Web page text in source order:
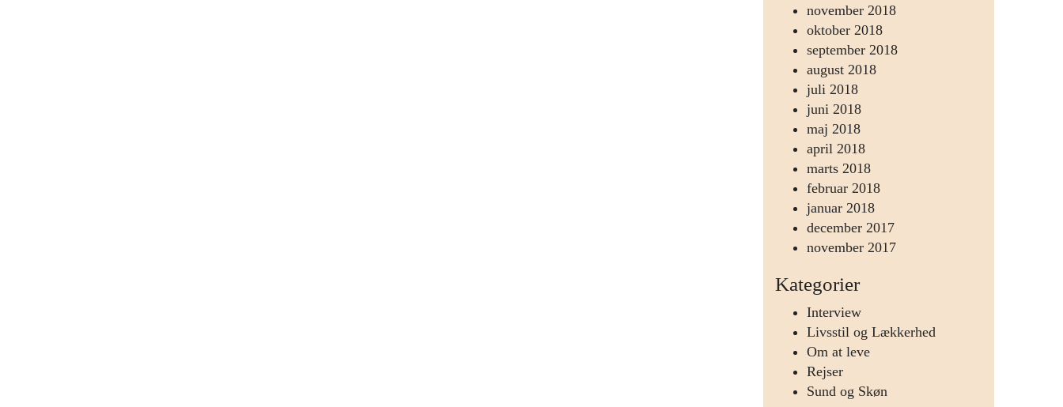
november 2018
oktober 2018
september 2018
august 2018
juli 2018
juni 2018
maj 2018
april 2018
marts 2018
februar 2018
januar 2018
december 2017
november 2017
Kategorier
Interview
Livsstil og Lækkerhed
Om at leve
Rejser
Sund og Skøn